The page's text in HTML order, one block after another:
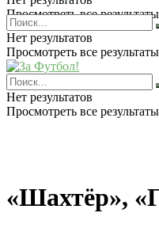
Просмотреть все результаты
Нет результатов
Просмотреть все результаты
Нет результатов
Просмотреть все результаты
«Шахтёр»,